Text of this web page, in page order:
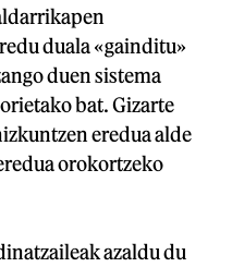
duala «gainditu»
duen sistema
bat. Gizarte
eredua alde
orokortzeko
azaldu du